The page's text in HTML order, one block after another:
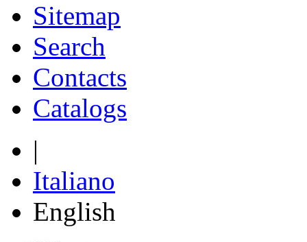
Sitemap
Search
Contacts
Catalogs
|
Italiano
English